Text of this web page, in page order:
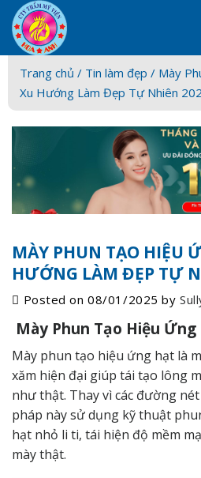
Skip
to
content
Trang chủ / Tin làm đẹp / Mày
Xu Hướng Làm Đẹp Tự Nhiên
MÀY PHUN TẠO HIỆU
HƯỚNG LÀM ĐẸP TỰ
Posted on08/01/2025 by
Mày Phun Tạo Hiệu Ứng
Mày phun tạo hiệu ứng hạt là
xăm hiện đại giúp tái tạo lông
như thật. Thay vì các đường
pháp này sử dụng kỹ thuật
hạt nhỏ li ti, tái hiện độ mềm
mày thật.